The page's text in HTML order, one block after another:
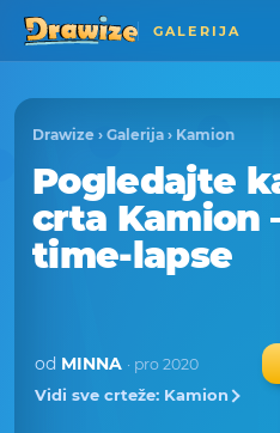
GALERIJA
Drawize › Galerija › Kamion
Pogledajte
crta Kamion
time-lapse
od MINNA · pro 2020
Vidi sve crteže: Kamion